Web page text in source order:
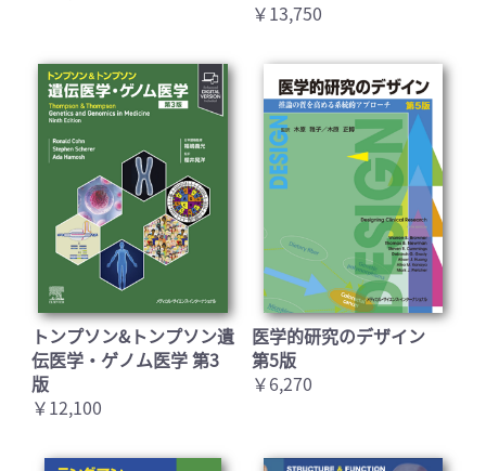
￥13,750
トンプソン&トンプソン遺
伝医学・ゲノム医学 第3
版
￥12,100
医学的研究のデザイン
第5版
￥6,270